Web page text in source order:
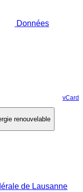
Données
vCard
renouvelable